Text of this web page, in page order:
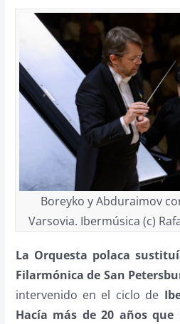
Boreyko y Abduraimov
Varsovia. Ibermúsica (c)
La Orquesta polaca
Filarmónica de San
intervenido en el ciclo de
Hacía más de 20 años